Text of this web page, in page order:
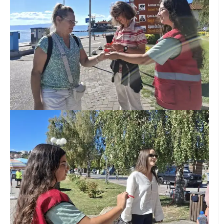
ДЕЈСТВУВАЊЕ
ПРИРАЧНИЦИ
СТРАТЕГИИ
ЕДУКАТИВНО ИНФОРМАТИВНИ МАТЕРИЈАЛИ
БРОШУРИ
ПОСТЕРИ
ПРЕЗЕНТАЦИИ